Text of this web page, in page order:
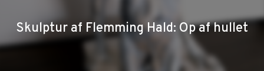
Skulptur af Flemming Hald: Op af hullet